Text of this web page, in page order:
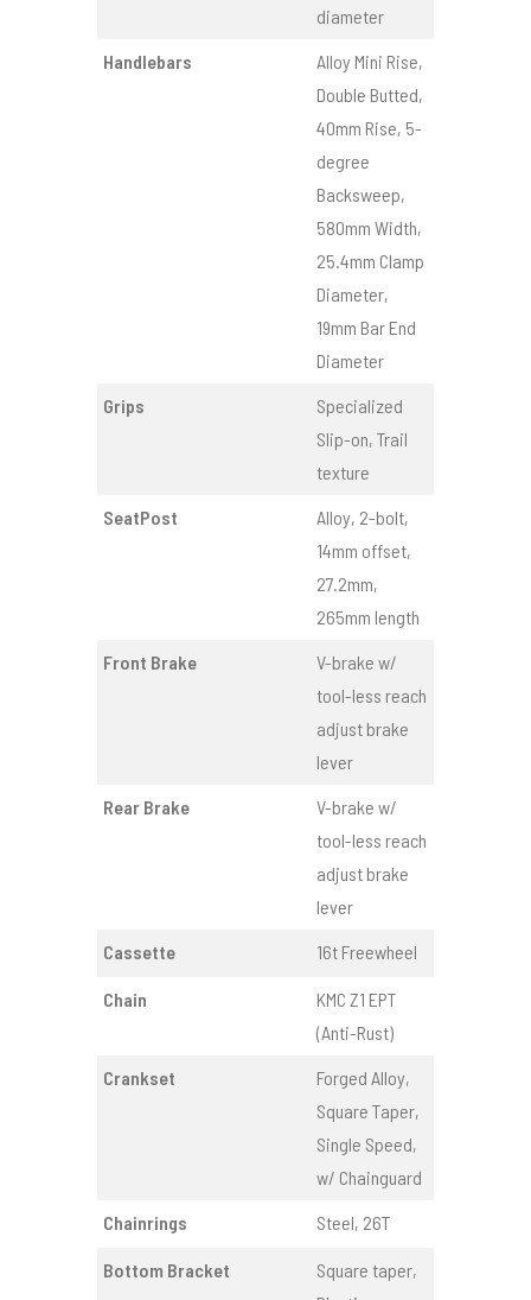
diameter
Handlebars
Alloy Mini Rise,
Double Butted,
40mm Rise, 5-
degree
Backsweep,
580mm Width,
25.4mm Clamp
Diameter,
19mm Bar End
Diameter
Grips
Specialized
Slip-on, Trail
texture
SeatPost
Alloy, 2-bolt,
14mm offset,
27.2mm,
265mm length
Front Brake
V-brake w/
tool-less reach
adjust brake
lever
Rear Brake
V-brake w/
tool-less reach
adjust brake
lever
Cassette
16t Freewheel
Chain
KMC Z1 EPT
(Anti-Rust)
Crankset
Forged Alloy,
Square Taper,
Single Speed,
w/ Chainguard
Chainrings
Steel, 26T
Bottom Bracket
Square taper,